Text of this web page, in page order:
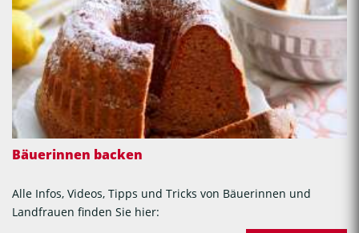
Bäuerinnen backen
Alle Infos, Videos, Tipps und Tricks von Bäuerinnen und
Landfrauen finden Sie hier: